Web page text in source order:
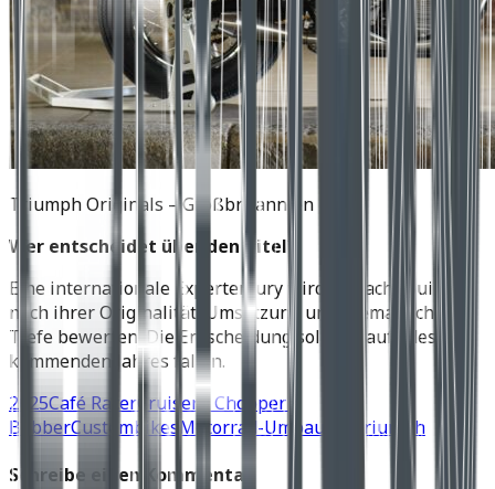
Triumph Originals – Großbritannien
Wer entscheidet über den Titel?
Eine internationale Expertenjury wird alle acht Builds
nach ihrer Originalität, Umsetzung und thematischen
Tiefe bewerten. Die Entscheidung soll im Laufe des
kommenden Jahres fallen.
2025Café Racer Cruiser / Chopper /
BobberCustombikes Motorrad-Umbauten
Triumph
Schreibe einen Kommentar